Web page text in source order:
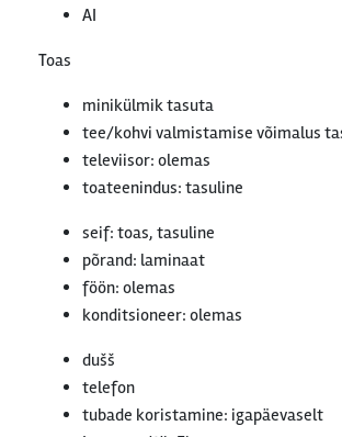
AI
Toas
minikülmik tasuta
tee/kohvi valmistamise võimalus
televiisor: olemas
toateenindus: tasuline
seif: toas, tasuline
põrand: laminaat
föön: olemas
konditsioneer: olemas
dušš
telefon
tubade koristamine: igapäevaselt